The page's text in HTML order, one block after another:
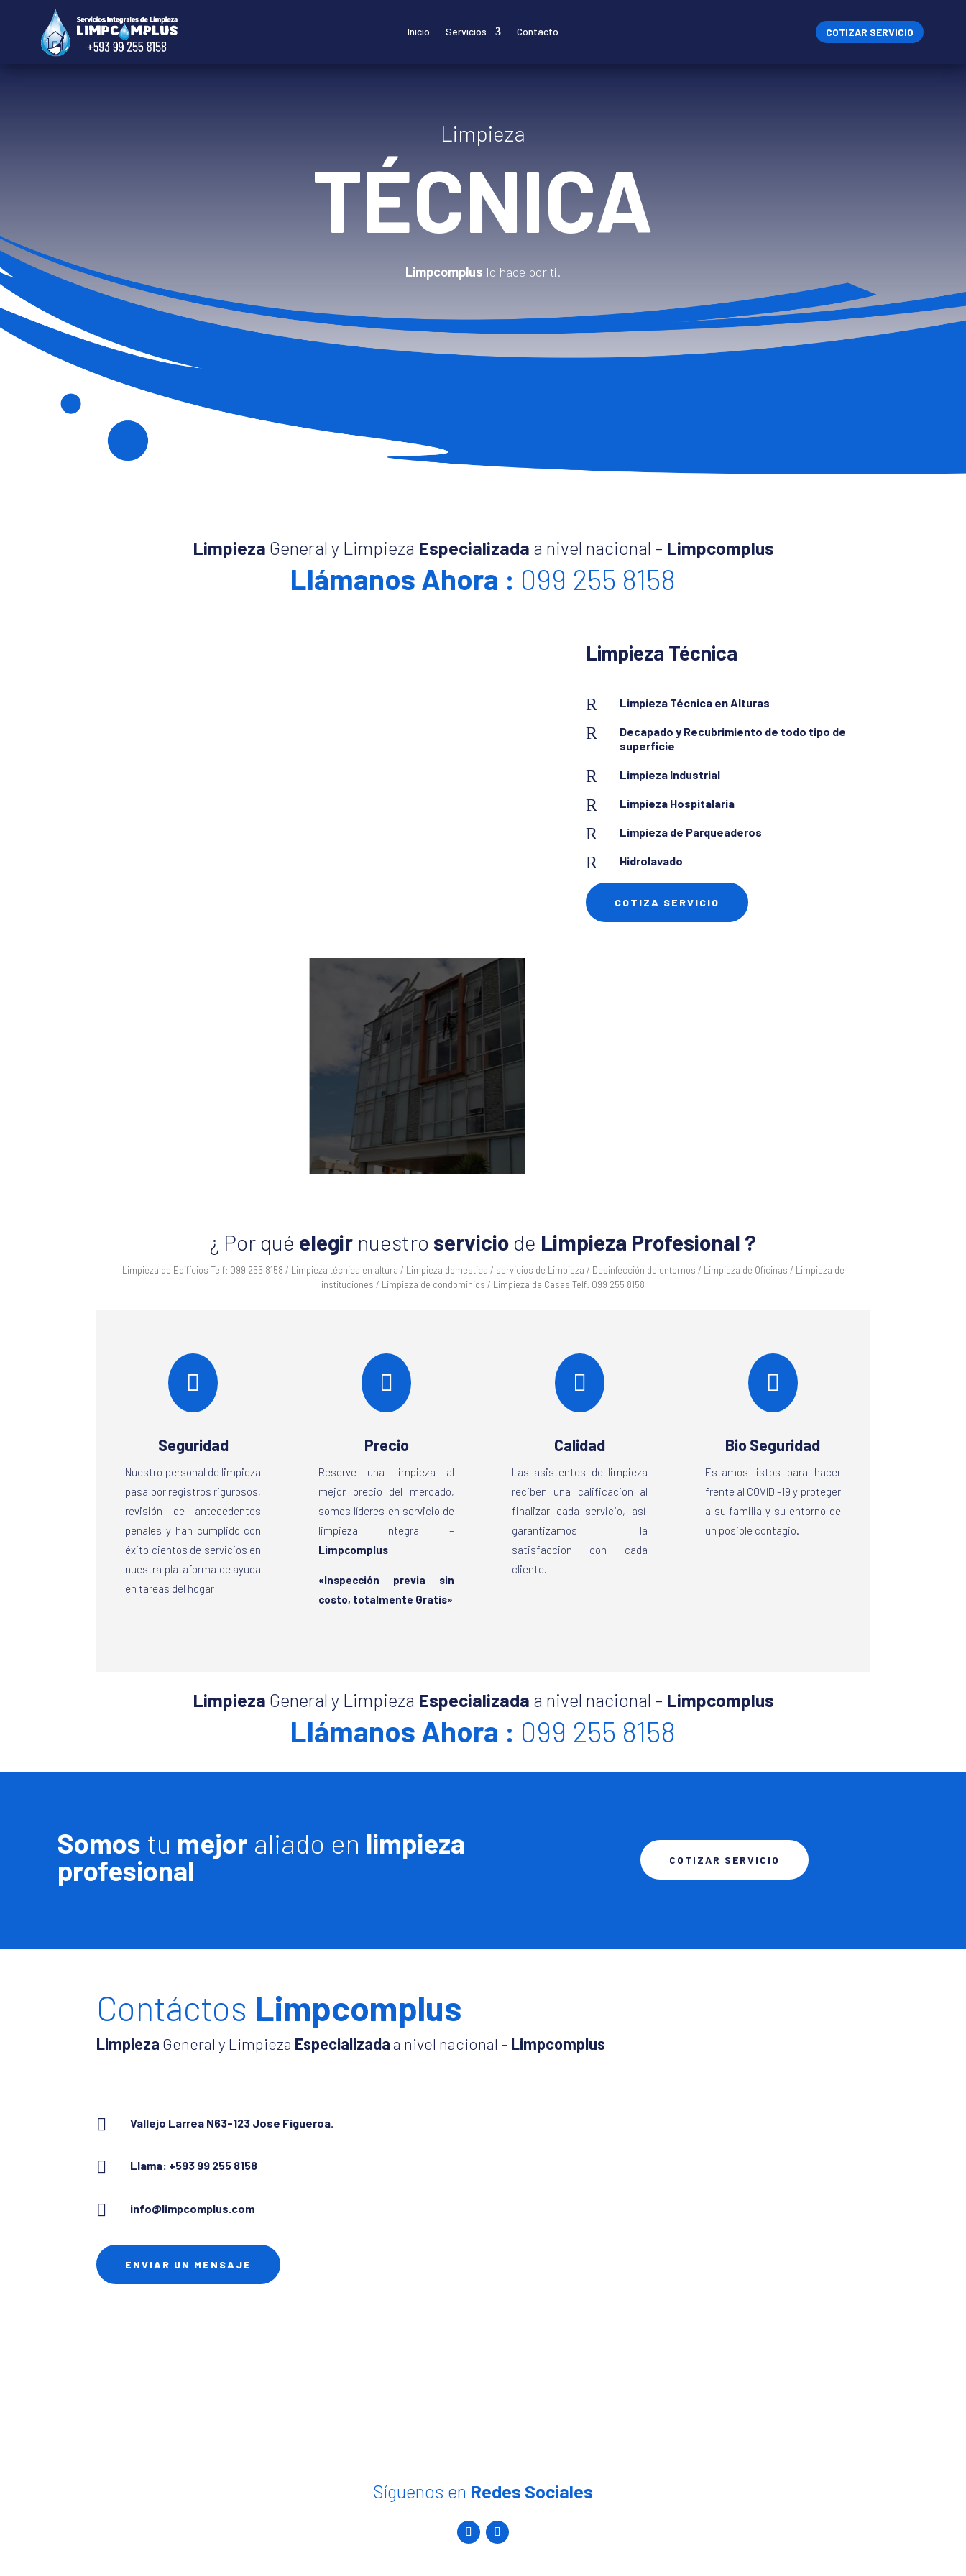
Inicio Servicios Contacto COTIZAR SERVICIO
Limpieza
TÉCNICA
Limpcomplus lo hace por ti.
Limpieza General y Limpieza Especializada a nivel nacional – Limpcomplus
Llámanos Ahora : 099 255 8158
Limpieza Técnica
R Limpieza Técnica en Alturas
R
Decapado y Recubrimiento de todo tipo de
superficie
R Limpieza Industrial
R Limpieza Hospitalaria
R Limpieza de Parqueaderos
R Hidrolavado
COTIZA SERVICIO
¿ Por qué elegir nuestro servicio de Limpieza Profesional ?
Limpieza de Edificios Telf: 099 255 8158 / Limpieza técnica en altura / Limpieza domestica / servicios de Limpieza / Desinfección de entornos / Limpieza de Oficinas / Limpieza de
instituciones / Limpieza de condominios / Limpieza de Casas Telf: 099 255 8158

Seguridad
Nuestro personal de limpieza
pasa por registros rigurosos,
revisión de antecedentes
penales y han cumplido con
éxito cientos de servicios en
nuestra plataforma de ayuda
en tareas del hogar

Precio
Reserve una limpieza al
mejor precio del mercado,
somos líderes en servicio de
limpieza Integral –
Limpcomplus
«Inspección previa sin
costo, totalmente Gratis»

Calidad
Las asistentes de limpieza
reciben una calificación al
finalizar cada servicio, así
garantizamos la
satisfacción con cada
cliente.

Bio Seguridad
Estamos listos para hacer
frente al COVID -19 y proteger
a su familia y su entorno de
un posible contagio.
Limpieza General y Limpieza Especializada a nivel nacional – Limpcomplus
Llámanos Ahora : 099 255 8158
Somos tu mejor aliado en limpieza
profesional
COTIZAR SERVICIO
Contáctos Limpcomplus
Limpieza General y Limpieza Especializadaa nivel nacional – Limpcomplus
 Vallejo Larrea N63-123 Jose Figueroa.
 Llama: +593 99 255 8158
 info@limpcomplus.com
ENVIAR UN MENSAJE
Síguenos en Redes Sociales